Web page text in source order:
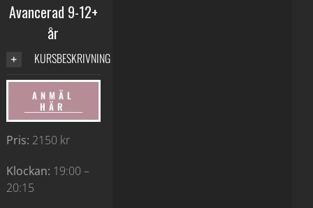
Avancerad 9-12+
år
KURSBESKRIVNING
ANMÄL
HÄR
Pris: 2150 kr
Klockan: 19:00 –
20:15